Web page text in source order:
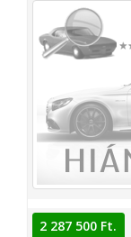
2 287 500 Ft.